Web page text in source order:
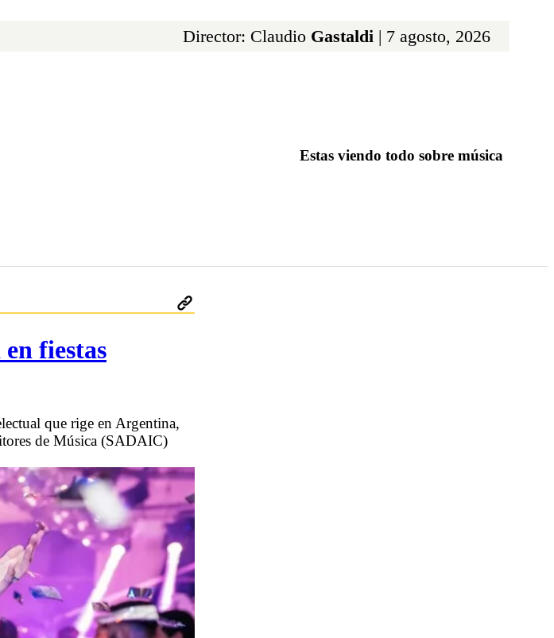
Director: Claudio Gastaldi | 7 agosto, 2026
Estas viendo todo sobre música
fiestas
que rige en Argentina,
de Música (SADAIC)